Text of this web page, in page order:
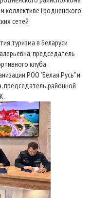
коллективе Гродненского
сетей
туризма в Беларуси
председатель
клуба,
РОО "Белая Русь" и
председатель районной